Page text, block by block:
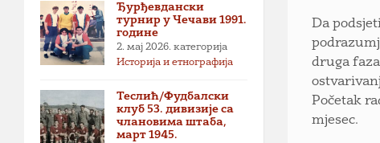
Da
druga
Početak
mjesec.
Ђурђевдански
турнир у Чечави 1991.
године
2. мај 2026. категорија
Историја и етнографија
Теслић/Фудбалски
клуб 53. дивизије са
члановима штаба,
март 1945.